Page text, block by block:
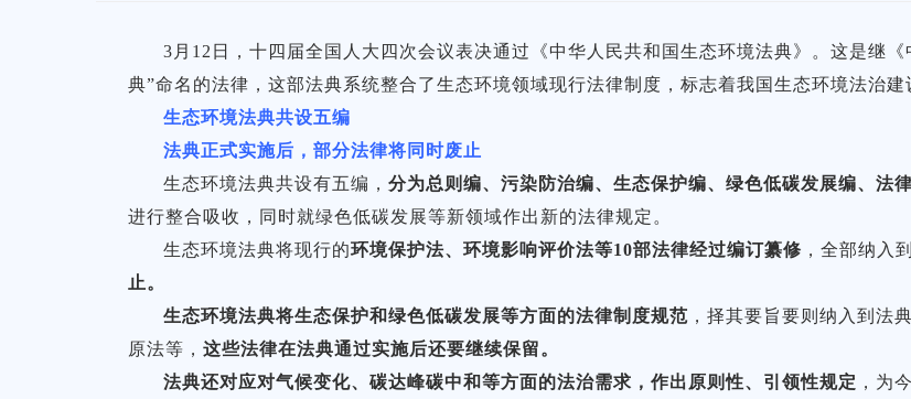
3月12日，十四届全国人大四次会议表决通过《中华人民共和国生态环境法典》。这是继
典”命名的法律，这部法典系统整合了生态环境领域现行法律制度，标志着我国生态环境法治建
生态环境法典共设五编
法典正式实施后，部分法律将同时废止
生态环境法典共设有五编，分为总则编、污染防治编、生态保护编、绿色低碳发展编、法
进行整合吸收，同时就绿色低碳发展等新领域作出新的法律规定。
生态环境法典将现行的环境保护法、环境影响评价法等10部法律经过编订纂修 ，全部纳入
止。
生态环境法典将生态保护和绿色低碳发展等方面的法律制度规范 ，择其要旨要则纳入到法
原法等，这些法律在法典通过实施后还要继续保留。
法典还对应对气候变化、碳达峰碳中和等方面的法治需求，作出原则性、引领性规定 ，为